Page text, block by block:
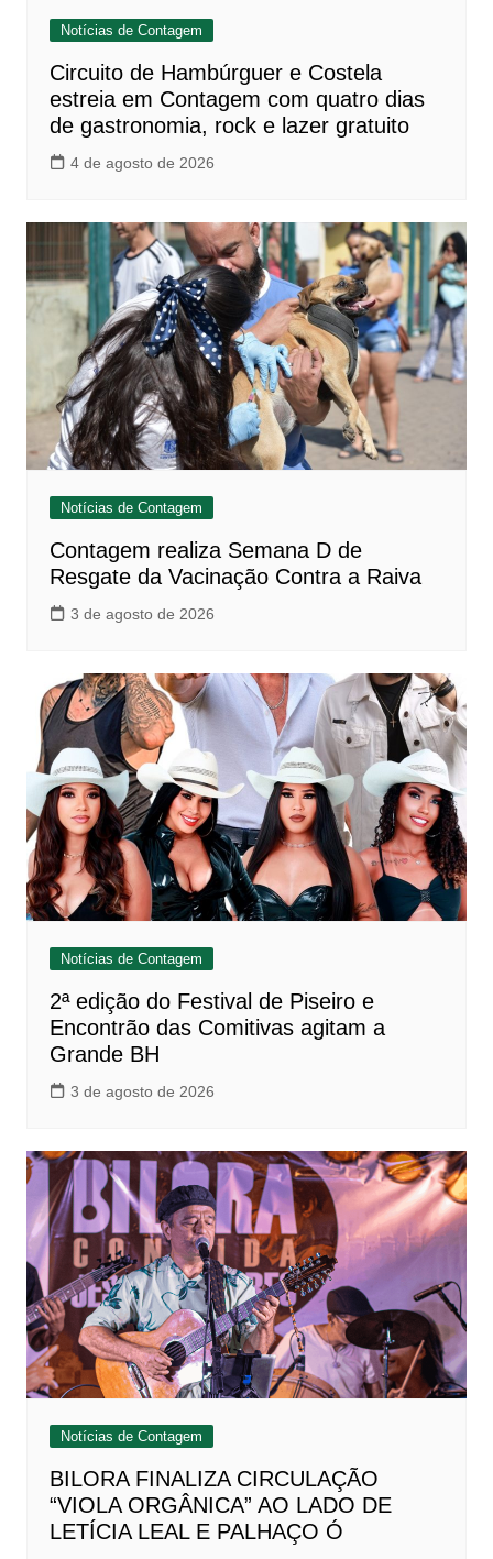
Notícias de Contagem
Circuito de Hambúrguer e Costela
estreia em Contagem com quatro dias
de gastronomia, rock e lazer gratuito
4 de agosto de 2026
Notícias de Contagem
Contagem realiza Semana D de
Resgate da Vacinação Contra a Raiva
3 de agosto de 2026
Notícias de Contagem
2ª edição do Festival de Piseiro e
Encontrão das Comitivas agitam a
Grande BH
3 de agosto de 2026
Notícias de Contagem
BILORA FINALIZA CIRCULAÇÃO
“VIOLA ORGÂNICA” AO LADO DE
LETÍCIA LEAL E PALHAÇO Ó